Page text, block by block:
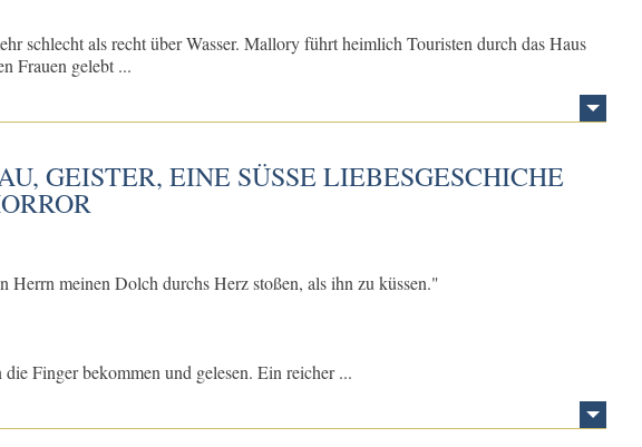
schlecht als recht über Wasser. Mallory führt heimlich Touristen durch das Haus
Frauen gelebt ...
GEISTER, EINE SÜSSE LIEBESGESCHICHE U
Herrn meinen Dolch durchs Herz stoßen, als ihn zu küssen."
Finger bekommen und gelesen. Ein reicher ...